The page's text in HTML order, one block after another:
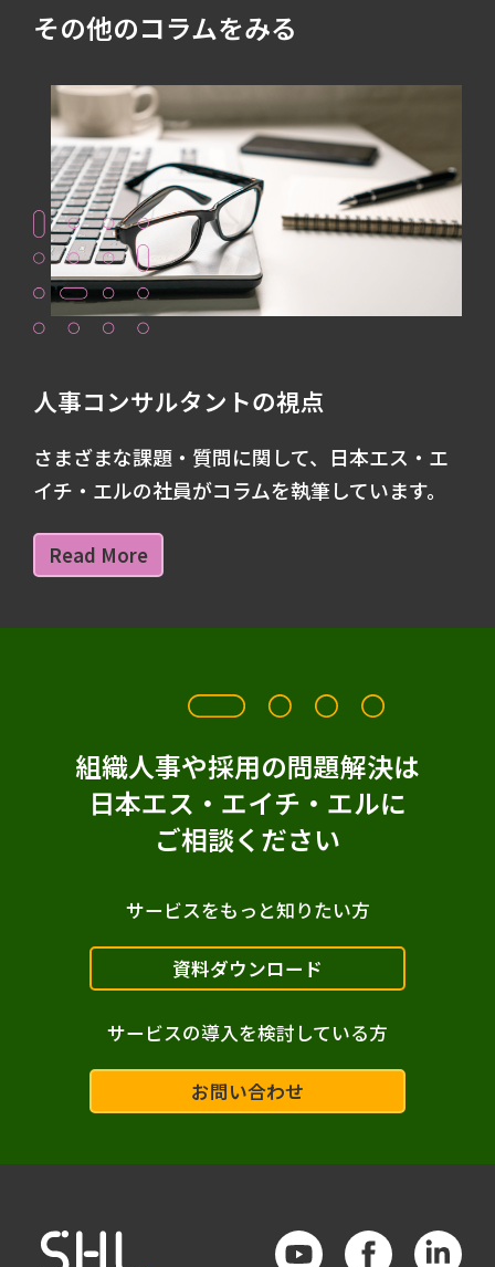
その他のコラムをみる
人事コンサルタントの視点
さまざまな課題・質問に関して、日本エス・エ
イチ・エルの社員がコラムを執筆しています。
Read More
組織人事や採用の問題解決は
日本エス・エイチ・エルに
ご相談ください
サービスをもっと知りたい方
資料ダウンロード
サービスの導入を検討している方
お問い合わせ